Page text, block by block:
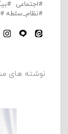
اجتماعی
نظام_سلطه
نوشته های